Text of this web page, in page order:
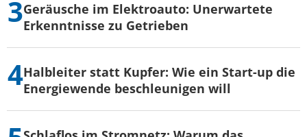
Geräusche im Elektroauto: Unerwartete
Erkenntnisse zu Getrieben
Halbleiter statt Kupfer: Wie ein Start-up die
Energiewende beschleunigen will